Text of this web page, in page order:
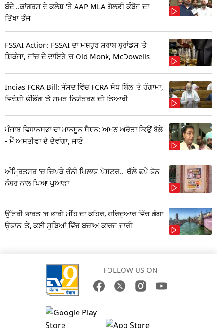
ਬੰਦੇ...ਕਾਂਗਰਸ ਦੇ ਕਲੇਸ਼ 'ਤੇ AAP MLA ਗੋਲਡੀ ਕੰਬੋਜ ਦਾ
ਤਿੱਖਾ ਤੰਜ
FSSAI Action: FSSAI ਦਾ ਮਸ਼ਹੂਰ ਸ਼ਰਾਬ ਬ੍ਰਾਂਡਸ 'ਤੇ
ਸ਼ਿਕੰਜਾ, ਜਾਂਚ ਦੇ ਦਾਇਰੇ 'ਚ Old Monk, McDowells
Indias FCRA Bill: ਸੰਸਦ ਵਿੱਚ FCRA ਸੋਧ ਬਿੱਲ 'ਤੇ ਹੰਗਾਮਾ,
ਵਿਦੇਸ਼ੀ ਫੰਡਿੰਗ 'ਤੇ ਸਖ਼ਤ ਨਿਯੰਤਰਣ ਦੀ ਤਿਆਰੀ
ਪੰਜਾਬ ਵਿਧਾਨਸਭਾ ਦਾ ਮਾਨਸੂਨ ਸੈਸ਼ਨ: ਅਮਨ ਅਰੋੜਾ ਕਿਉਂ ਬੋਲੇ
- ਮੈਂ ਅਸਤੀਫਾ ਦੇ ਦੇਵਾਂਗਾ, ਜਾਣੋ
ਅੰਮ੍ਰਿਤਸਰ 'ਚ ਚਿਪਕੇ ਚੰਨੀ ਖਿਲਾਫ ਪੋਸਟਰ... ਥੱਲੇ ਛਪੇ ਫੋਨ
ਨੰਬਰ ਨਾਲ ਪਿਆ ਪੁਆੜਾ
ਉੱਤਰੀ ਭਾਰਤ 'ਚ ਭਾਰੀ ਮੀਂਹ ਦਾ ਕਹਿਰ, ਹਰਿਦੁਆਰ ਵਿੱਚ ਗੰਗਾ
ਉਫਾਨ 'ਤੇ, ਕਈ ਸੂਬਿਆਂ ਵਿੱਚ ਬਚਾਅ ਕਾਰਜ ਜਾਰੀ
FOLLOW US ON